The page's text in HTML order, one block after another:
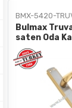
BMX-5420-
Bulmax
saten Oda
Bmx-5420